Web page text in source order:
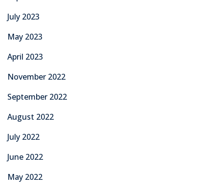
July 2023
May 2023
April 2023
November 2022
September 2022
August 2022
July 2022
June 2022
May 2022